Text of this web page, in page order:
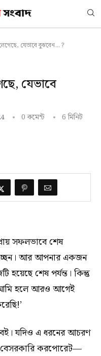
যেভাবে বুঝবেন… ?
যেভাবে
0 কমেন্ট
6 মিনিট
সফলভাবে শেষ
আর আপনার একজন
হয়েছে শেষ পর্যন্ত। কিন্তু
হলে আরও আগেই
যদিও এ ধরনের আচরণ
বেসরকারি করপোরেট—